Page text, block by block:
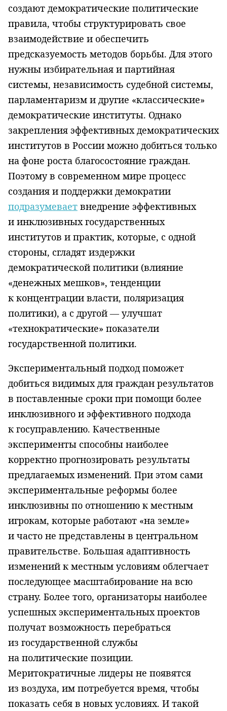
создают демократические политические
правила, чтобы структурировать свое
взаимодействие и обеспечить
предсказуемость методов борьбы. Для этого
нужны избирательная и партийная
системы, независимость судебной системы,
парламентаризм и другие «классические»
демократические институты. Однако
закрепления эффективных демократических
институтов в России можно добиться только
на фоне роста благосостояние граждан.
Поэтому в современном мире процесс
создания и поддержки демократии
подразумевает внедрение эффективных
и инклюзивных государственных
институтов и практик, которые, с одной
стороны, сгладят издержки
демократической политики (влияние
«денежных мешков», тенденции
к концентрации власти, поляризация
политики), а с другой — улучшат
«технократические» показатели
государственной политики.
Экспериментальный подход поможет
добиться видимых для граждан результатов
в поставленные сроки при помощи более
инклюзивного и эффективного подхода
к госуправлению. Качественные
эксперименты способны наиболее
корректно прогнозировать результаты
предлагаемых изменений. При этом сами
экспериментальные реформы более
инклюзивны по отношению к местным
игрокам, которые работают «на земле»
и часто не представлены в центральном
правительстве. Большая адаптивность
изменений к местным условиям облегчает
последующее масштабирование на всю
страну. Более того, организаторы наиболее
успешных экспериментальных проектов
получат возможность перебраться
из государственной службы
на политические позиции.
Меритократичные лидеры не появятся
из воздуха, им потребуется время, чтобы
показать себя в новых условиях. И такой